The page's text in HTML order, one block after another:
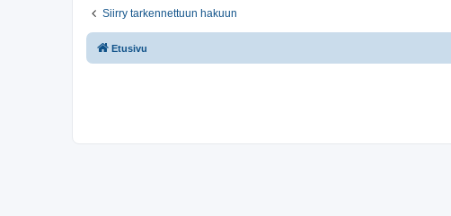
Siirry tarkennettuun hakuun
Etusivu